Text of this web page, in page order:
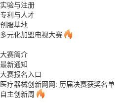
实验与注册
专利与人才
创服基地
多元化加盟电视大赛
大赛简介
最新通知
大赛报名入口
医疗器械创新网网: 历届决赛获奖名单
自主创新周